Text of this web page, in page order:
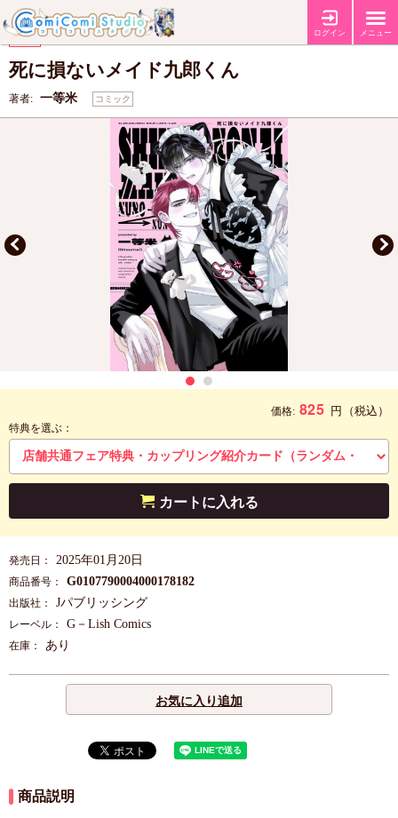
ログイン メニュー
特典 【コミコミ特典4Pリーフレット】 【初回限定ペーパー封入】
フェア 【Jパブリッシング10周年フェア第2弾！】
死に損ないメイド九郎くん
著者: 一等米 コミック
価格: 825 円 （税込）
特典を選ぶ：
カートに入れる
発売日： 2025年01月20日
商品番号： G0107790004000178182
出版社： Jパブリッシング
レーベル： G－Lish Comics
在庫： あり
お気に入り追加
商品説明